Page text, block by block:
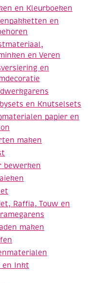
en Kleurboeken
en
en Veren
en
en Knutselsets
papier en
maken
bewerken
Raffia, Touw en
maken
en Inkt